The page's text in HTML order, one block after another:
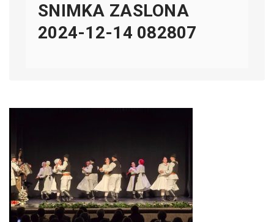
SNIMKA ZASLONA
2024-12-14 082807